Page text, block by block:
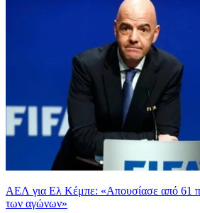
ΑΕΛ για Ελ Κέμπε: «Απουσίασε από 61
των αγώνων»